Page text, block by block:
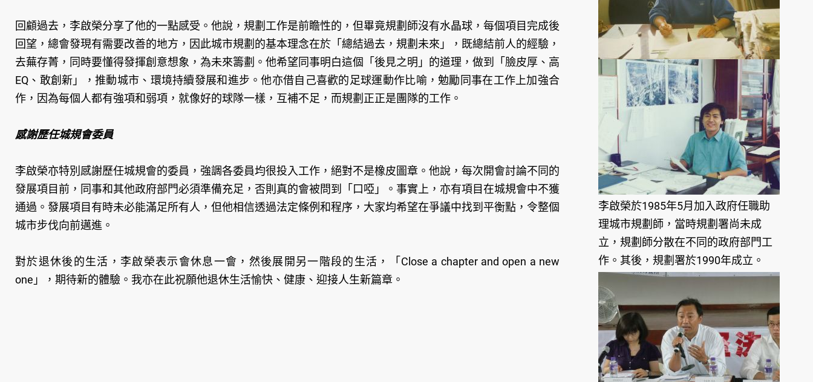
回顧過去，李啟榮分享了他的一點感受。他說，規劃工作是前瞻性的，但畢竟規劃師沒有水晶球，每個項目完成後
回望，總會發現有需要改善的地方，因此城市規劃的基本理念在於「總結過去，規劃未來」，既總結前人的經驗，
去蕪存菁，同時要懂得發揮創意想象，為未來籌劃。他希望同事明白這個「後見之明」的道理，做到「臉皮厚、高
EQ、敢創新」，推動城市、環境持續發展和進步。他亦借自己喜歡的足球運動作比喻，勉勵同事在工作上加強合
作，因為每個人都有強項和弱項，就像好的球隊一樣，互補不足，而規劃正正是團隊的工作。
感謝歷任城規會委員
李啟榮亦特別感謝歷任城規會的委員，強調各委員均很投入工作，絕對不是橡皮圖章。他說，每次開會討論不同的
發展項目前，同事和其他政府部門必須準備充足，否則真的會被問到「口啞」。事實上，亦有項目在城規會中不獲
通過。發展項目有時未必能滿足所有人，但他相信透過法定條例和程序，大家均希望在爭議中找到平衡點，令整個
城市步伐向前邁進。
對於退休後的生活，李啟榮表示會休息一會，然後展開另一階段的生活，「Close a chapter and open a new
one」，期待新的體驗。我亦在此祝願他退休生活愉快、健康、迎接人生新篇章。
李啟榮於1985年5月加入政府任職助
理城市規劃師，當時規劃署尚未成
立，規劃師分散在不同的政府部門工
作。其後，規劃署於1990年成立。